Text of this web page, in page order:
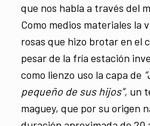
que nos habla a través del
Como medios materiales la
rosas que hizo brotar en el
pesar de la fría estación
como lienzo uso la capa de
pequeño de sus hijos”, un
maguey, que por su origen